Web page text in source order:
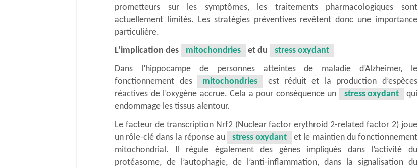
prometteurs sur les symptômes, les traitements pharmacologiques sont
actuellement limités. Les stratégies préventives revêtent donc une importance
particulière.
L’implication des
mitochondries et du
stress oxydant
Dans l’hippocampe de personnes atteintes de maladie d’Alzheimer, le
fonctionnement des
mitochondries
est réduit et la production d’espèces
réactives de l’oxygène accrue. Cela a pour conséquence un
stress oxydant
qui
endommage les tissus alentour.
Le facteur de transcription Nrf2 (Nuclear factor erythroid 2-related factor 2) joue
un rôle-clé dans la réponse au
stress oxydant
et le maintien du fonctionnement
mitochondrial. Il régule également des gènes impliqués dans l’activité du
protéasome, de l’autophagie, de l’anti-inflammation, dans la signalisation du